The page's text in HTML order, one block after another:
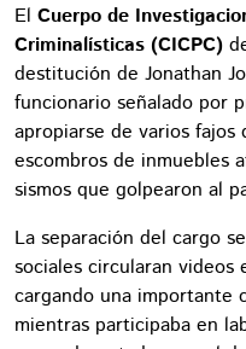
El Cuerpo de
Criminalísticas (CICPC)
destitución de Jonathan
funcionario señalado por
apropiarse de varios
escombros de inmuebles
sismos que golpearon al
La separación del cargo
sociales circularan videos
cargando una importante
mientras participaba en